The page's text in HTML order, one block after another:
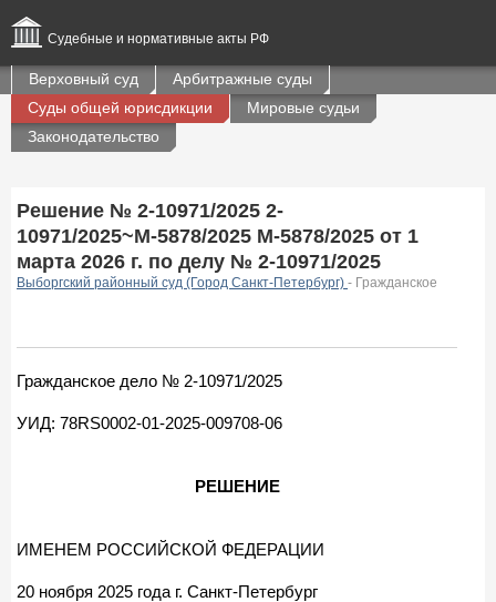
Судебные и нормативные акты РФ
Верховный суд
Арбитражные суды
Суды общей юрисдикции
Мировые судьи
Законодательство
Решение № 2-10971/2025 2-
10971/2025~М-5878/2025 М-5878/2025 от 1
марта 2026 г. по делу № 2-10971/2025
Выборгский районный суд (Город Санкт-Петербург) - Гражданское
Гражданское дело № 2-10971/2025
УИД: 78RS0002-01-2025-009708-06
РЕШЕНИЕ
ИМЕНЕМ РОССИЙСКОЙ ФЕДЕРАЦИИ
20 ноября 2025 года г. Санкт-Петербург